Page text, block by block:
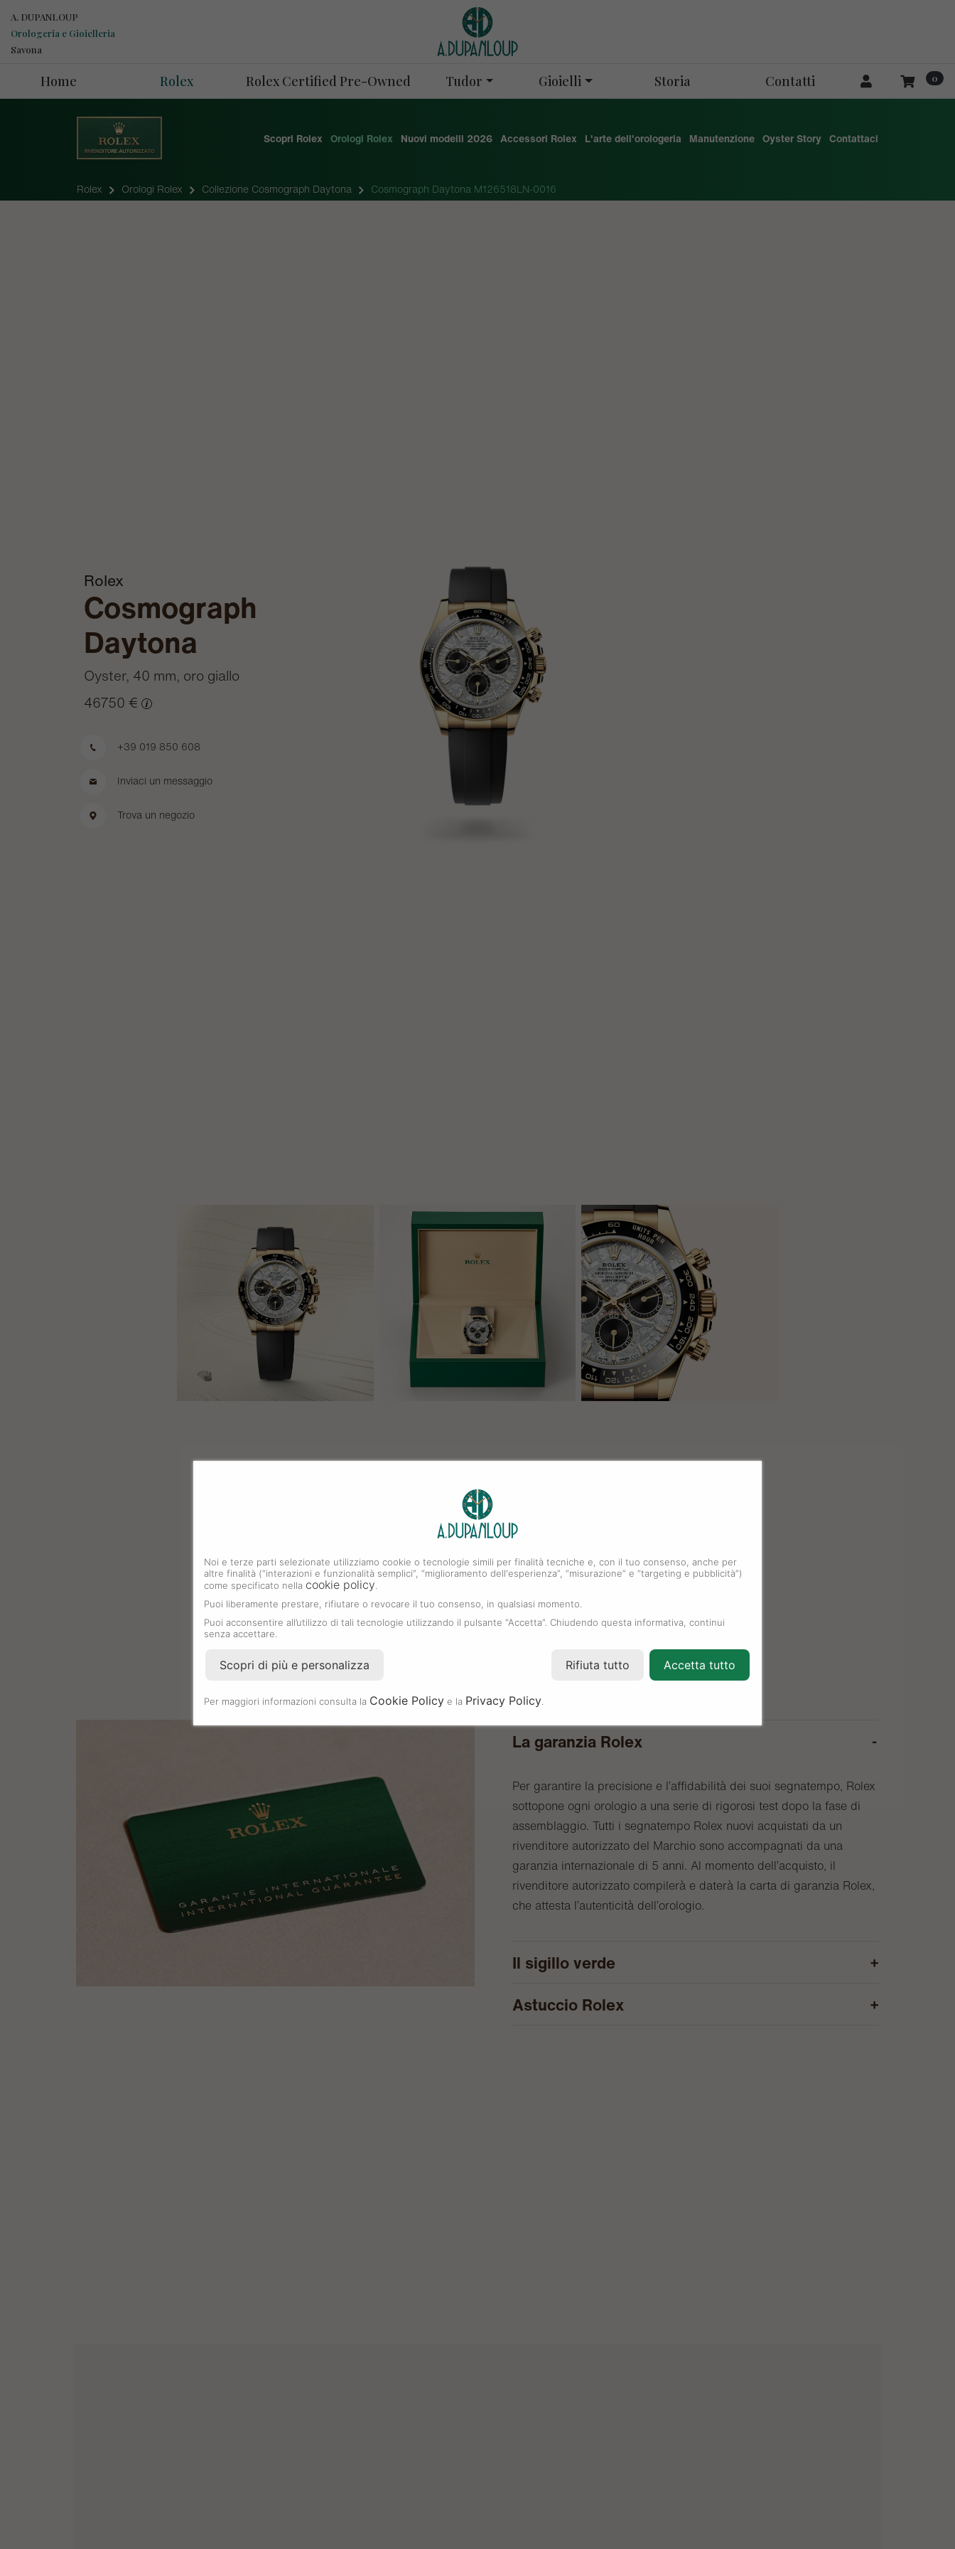
A. DUPANLOUP
Orologeria e Gioielleria
Savona
Home Rolex Rolex Certified Pre-Owned Tudor Gioielli Storia Contatti 0
Scopri Rolex Orologi Rolex Nuovi modelli 2026 Accessori Rolex L'arte dell'orologeria Manutenzione Oyster Story Contattaci
Rolex Orologi Rolex Collezione Cosmograph Daytona Cosmograph Daytona M126518LN-0016
Rolex
Cosmograph
Daytona
Oyster, 40 mm, oro giallo
46750 €
+39 019 850 608
Inviaci un messaggio
Trova un negozio
La garanzia Rolex
Per garantire la precisione e l’affidabilità dei suoi segnatempo, Rolex
sottopone ogni orologio a una serie di rigorosi test dopo la fase di
assemblaggio. Tutti i segnatempo Rolex nuovi acquistati da un
rivenditore autorizzato del Marchio sono accompagnati da una
garanzia internazionale di 5 anni. Al momento dell’acquisto, il
rivenditore autorizzato compilerà e daterà la carta di garanzia Rolex,
che attesta l’autenticità dell’orologio.
Il sigillo verde
Astuccio Rolex
Noi e terze parti selezionate utilizziamo cookie o tecnologie simili per finalità tecniche e, con il tuo consenso, anche per
altre finalità (“interazioni e funzionalità semplici”, “miglioramento dell'esperienza”, “misurazione” e “targeting e pubblicità”)
come specificato nella cookie policy
Puoi liberamente prestare, rifiutare o revocare il tuo consenso, in qualsiasi momento.
Puoi acconsentire all’utilizzo di tali tecnologie utilizzando il pulsante “Accetta”. Chiudendo questa informativa, continui
senza accettare.
Scopri di più e personalizza Rifiuta tutto Accetta tutto
Per maggiori informazioni consulta la Cookie Policy e la Privacy Policy